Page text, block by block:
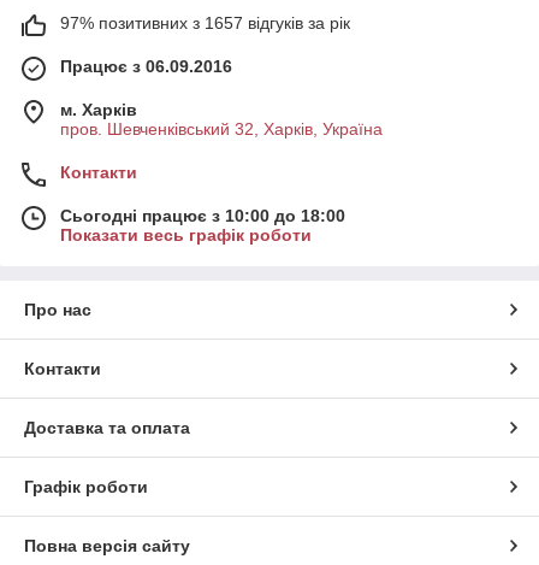
97% позитивних з 1657 відгуків за рік
Працює з 06.09.2016
м. Харків
пров. Шевченківський 32, Харків, Україна
Контакти
Сьогодні працює з 10:00 до 18:00
Показати весь графік роботи
Про нас
Контакти
Доставка та оплата
Графік роботи
Повна версія сайту